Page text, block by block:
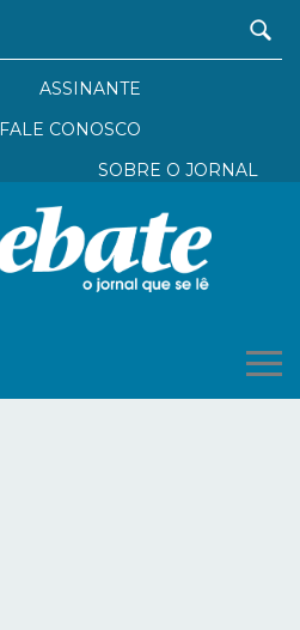
ASSINANTE
FALE CONOSCO
SOBRE O JORNAL